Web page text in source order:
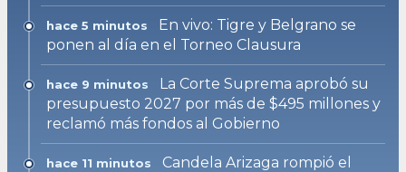
hace 5 minutos
En vivo: Tigre y Belgrano se
ponen al día en el Torneo Clausura
hace 9 minutos
La Corte Suprema aprobó su
presupuesto 2027 por más de $495 millones y
reclamó más fondos al Gobierno
hace 11 minutos
Candela Arizaga rompió el